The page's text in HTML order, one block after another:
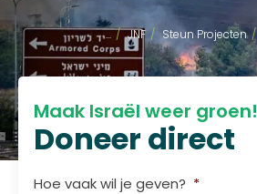
... / JNF / Steun Projecten /
Maak Israël weer groen!
Doneer direct
Hoe vaak wil je geven? *